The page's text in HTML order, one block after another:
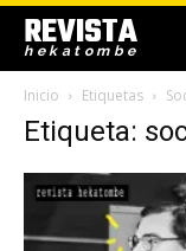
REVISTA
hekatombe
Inicio Etiquetas
Etiqueta: